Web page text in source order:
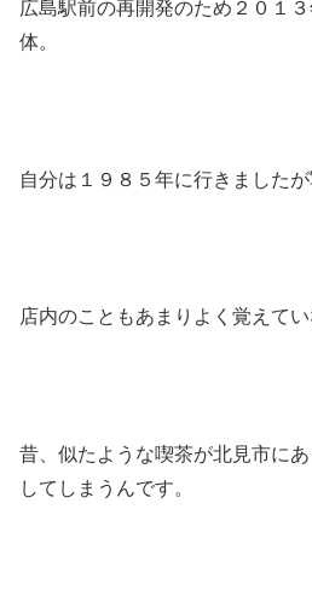
広島駅前の再開発のため２０１
体。
自分は１９８５年に行きました
店内のこともあまりよく覚えてい
昔、似たような喫茶が北見市に
してしまうんです。